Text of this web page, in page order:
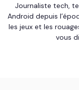
Journaliste tech,
Android depuis
les jeux et les
vous